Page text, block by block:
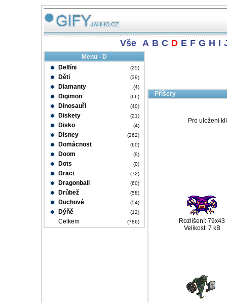
Vše A B C D E F G H I
Menu - D
Delfíni
(25)
Děti (39)
Diamanty (4)
Digimon (66)
Dinosauři (40)
Diskety (21)
Disko (4)
Disney (262)
Domácnost (60)
Doom (9)
Dots (0)
Draci (72)
Dragonball (60)
Drůbež (58)
Duchové (54)
Dýňě (12)
Celkem (786)
Příšery
Pro uložení
Rozlišení: 79x43
Velikost: 7 kB